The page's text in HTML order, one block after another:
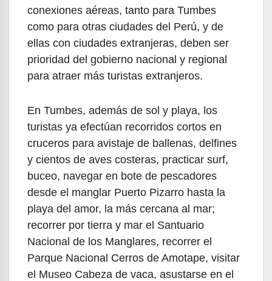
conexiones aéreas, tanto para Tumbes
como para otras ciudades del Perú, y de
ellas con ciudades extranjeras, deben ser
prioridad del gobierno nacional y regional
para atraer más turistas extranjeros.
En Tumbes, además de sol y playa, los
turistas ya efectúan recorridos cortos en
cruceros para avistaje de ballenas, delfines
y cientos de aves costeras, practicar surf,
buceo, navegar en bote de pescadores
desde el manglar Puerto Pizarro hasta la
playa del amor, la más cercana al mar;
recorrer por tierra y mar el Santuario
Nacional de los Manglares, recorrer el
Parque Nacional Cerros de Amotape, visitar
el Museo Cabeza de vaca, asustarse en el